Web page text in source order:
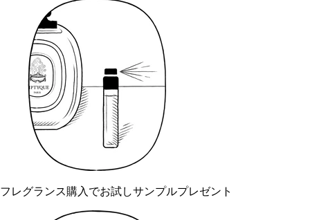
フレグランス購入でお試しサンプルプレゼント